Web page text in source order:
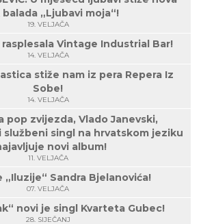
„Ljubavi moja“!
19. VELJAČA
Vintage Industrial Bar!
14. VELJAČA
stiže nam iz pera Repera Iz
Sobe!
14. VELJAČA
pop zvijezda, Vlado Janevski,
singl na hrvatskom jeziku
novi album!
11. VELJAČA
„Iluzije“ Sandra Bjelanovića!
07. VELJAČA
novi je singl Kvarteta Gubec!
28. SIJEČANJ